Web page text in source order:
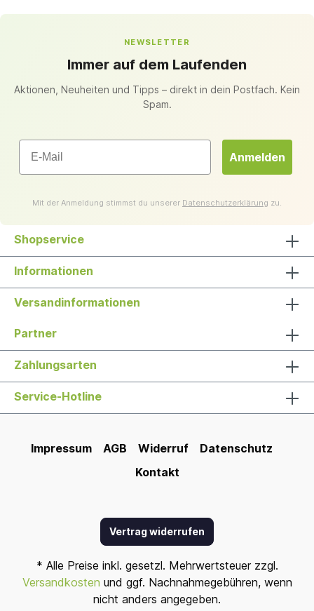
NEWSLETTER
Immer auf dem Laufenden
Aktionen, Neuheiten und Tipps – direkt in dein Postfach. Kein
Spam.
Email
Anmelden
Mit der Anmeldung stimmst du unserer Datenschutzerklärung zu.
Shopservice
Informationen
Versandinformationen
Partner
Zahlungsarten
Service-Hotline
Impressum AGB Widerruf
Datenschutz
Kontakt
Vertrag widerrufen
* Alle Preise inkl. gesetzl. Mehrwertsteuer zzgl.
Versandkosten und ggf. Nachnahmegebühren, wenn
nicht anders angegeben.